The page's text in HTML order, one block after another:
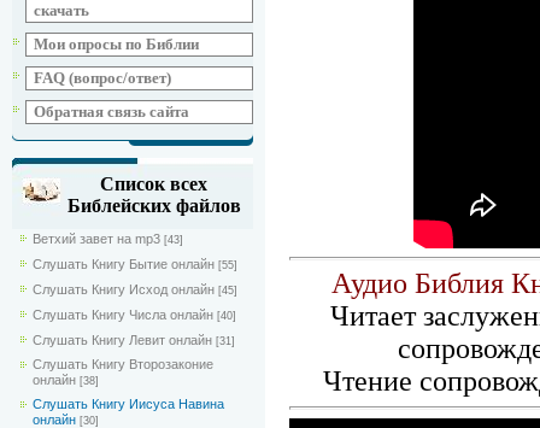
скачать
Мои опросы по Библии
FAQ (вопрос/ответ)
Обратная связь сайта
Список всех
Библейских файлов
Ветхий завет на mp3 [43]
Слушать Книгу Бытие онлайн [55]
Слушать Книгу Исход онлайн [45]
Слушать Книгу Числа онлайн [40]
Слушать Книгу Левит онлайн [31]
Слушать Книгу Второзаконие
онлайн [38]
Слушать Книгу Иисуса Навина
онлайн [30]
Аудио Библия
Читает
Чтение